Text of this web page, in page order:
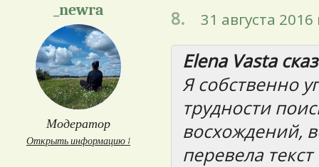
_newra
Модератор
Открыть информацию ↓
8. 31 августа
Elena Vasta
Я собственно
трудности
восхождений,
перевела текст